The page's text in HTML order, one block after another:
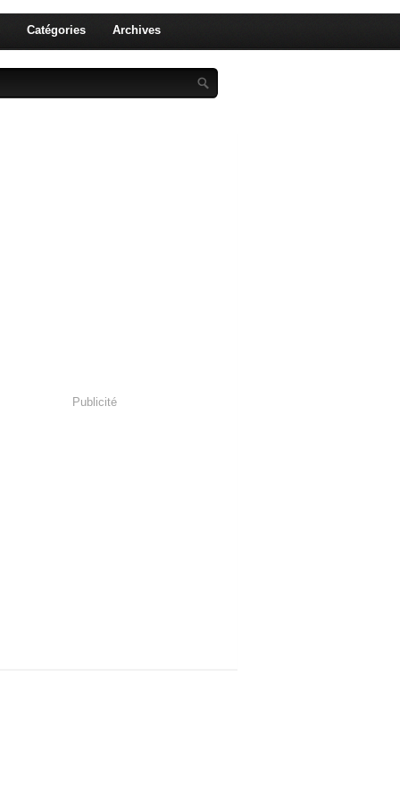
Catégories Archives
Publicité